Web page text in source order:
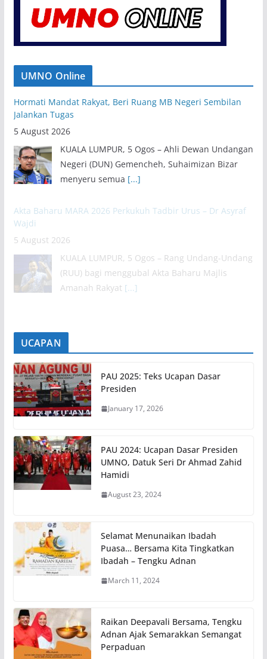
UMNO Online
Hormati Mandat Rakyat, Beri Ruang MB Negeri Sembilan
Jalankan Tugas
5 August 2026
KUALA LUMPUR, 5 Ogos – Ahli Dewan Undangan
Negeri (DUN) Gemencheh, Suhaimizan Bizar
menyeru semua [...]
Akta Baharu MARA 2026 Perkukuh Tadbir Urus – Dr Asyraf
Wajdi
5 August 2026
KUALA LUMPUR, 5 Ogos – Rang Undang-Undang
(RUU) bagi menggubal Akta Baharu Majlis
Amanah Rakyat [...]
UCAPAN
PAU 2025: Teks Ucapan Dasar
Presiden
January 17, 2026
PAU 2024: Ucapan Dasar Presiden
UMNO, Datuk Seri Dr Ahmad Zahid
Hamidi
August 23, 2024
Selamat Menunaikan Ibadah
Puasa… Bersama Kita Tingkatkan
Ibadah – Tengku Adnan
March 11, 2024
Raikan Deepavali Bersama, Tengku
Adnan Ajak Semarakkan Semangat
Perpaduan